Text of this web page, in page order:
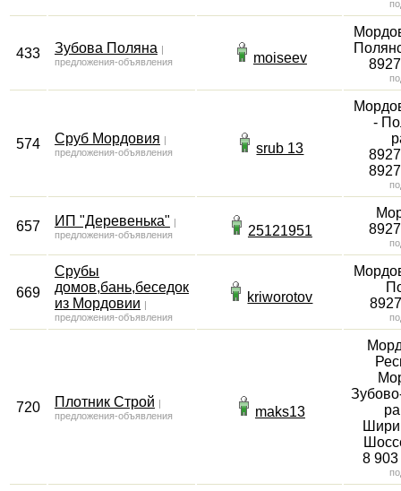
433 Зубова Поляна |
предложения-объявления
moiseev
574 Сруб Мордовия |
предложения-объявления
srub 13
-
657 ИП "Деревенька" |
предложения-объявления
25121951
669
Срубы
домов,бань,беседок
из Мордовии |
предложения-объявления
kriworotov
720 Плотник Строй |
предложения-объявления
maks13
8 903